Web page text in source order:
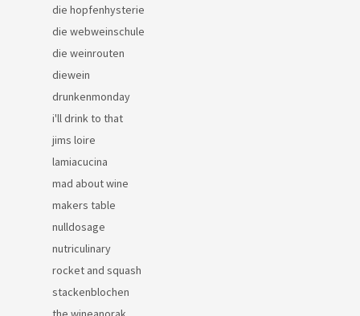
die hopfenhysterie
die webweinschule
die weinrouten
diewein
drunkenmonday
i'll drink to that
jims loire
lamiacucina
mad about wine
makers table
nulldosage
nutriculinary
rocket and squash
stackenblochen